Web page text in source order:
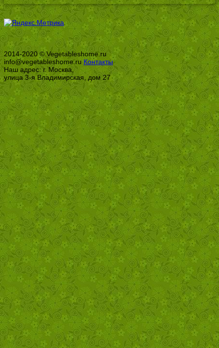
2014-2020 © Vegetableshome.ru
info@vegetableshome.ru Контакты
Наш адрес: г. Москва,
улица 3-я Владимирская, дом 27